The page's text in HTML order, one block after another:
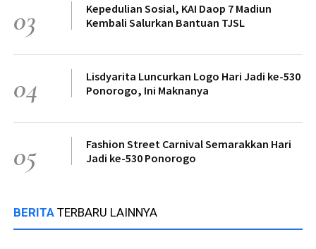
03
Kepedulian Sosial, KAI Daop 7 Madiun
Kembali Salurkan Bantuan TJSL
04
Lisdyarita Luncurkan Logo Hari Jadi ke-530
Ponorogo, Ini Maknanya
05
Fashion Street Carnival Semarakkan Hari
Jadi ke-530 Ponorogo
BERITA TERBARU LAINNYA